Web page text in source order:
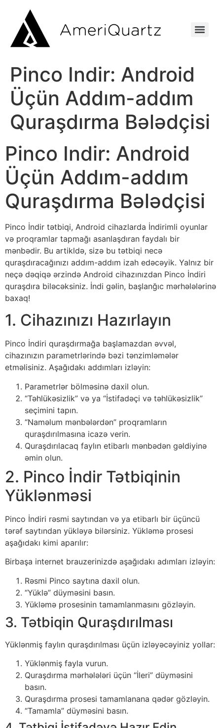
Pinco Indir: Android
Üçün Addım-addım
Quraşdırma Bələdçisi
Pinco Indir: Android
Üçün Addım-addım
Quraşdırma Bələdçisi
Pinco İndir tətbiqi, Android cihazlarda İndirimli oyunlar
və proqramlar tapmağı asanlaşdıran faydalı bir
mənbədir. Bu artikldə, sizə bu tətbiqi necə
quraşdıracağınızı addım-addım izah edəcəyik. Yalnız bir
neçə dəqiqə ərzində Android cihazınızdan Pinco İndiri
quraşdıra biləcəksiniz. İndi gəlin, başlanğıc mərhələlərinə
baxaq!
1. Cihazınızı Hazırlayın
Pinco İndiri quraşdırmağa başlamazdan əvvəl,
cihazınızın parametrlərində bəzi tənzimləmələr
etməlisiniz. Aşağıdakı addımları izləyin:
Parametrlər bölməsinə daxil olun.
“Təhlükəsizlik” və ya “İstifadəçi və təhlükəsizlik”
seçimini tapın.
“Naməlum mənbələrdən” proqramların
quraşdırılmasına icazə verin.
Quraşdırılacaq faylın etibarlı mənbədən gəldiyinə
əmin olun.
2. Pinco İndir Tətbiqinin
Yüklənməsi
Pinco İndiri rəsmi saytından və ya etibarlı bir üçüncü
tərəf saytından yükləyə bilərsiniz. Yükləmə prosesi
aşağıdakı kimi aparılır:
Birbaşa internet brauzerinizdə aşağıdakı adımları izləyin:
Rəsmi Pinco saytına daxil olun.
“Yüklə” düyməsini basın.
Yükləmə prosesinin tamamlanmasını gözləyin.
3. Tətbiqin Quraşdırılması
Yüklənmiş faylın quraşdırılması üçün izləyəcəyiniz yollar:
Yüklənmiş fayla vurun.
Quraşdırma mərhələləri üçün “İleri” düyməsini
basın.
Quraşdırma prosesi tamamlanana qədər gözləyin.
“Tamamla” düyməsini basın.